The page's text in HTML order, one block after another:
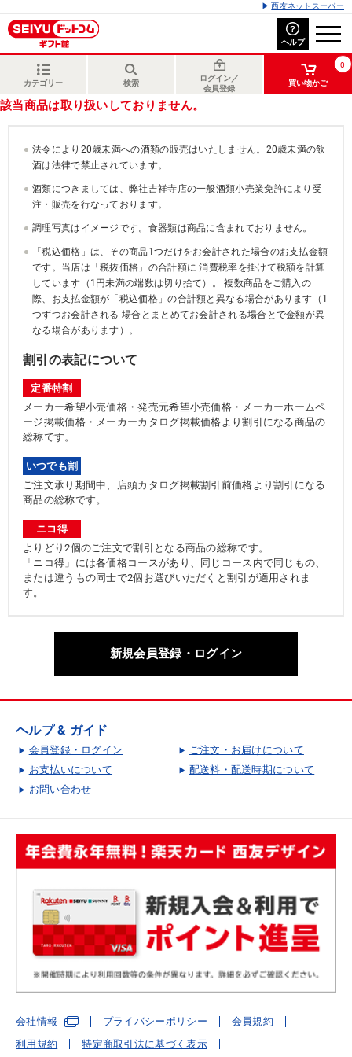
西友ネットスーパー
ヘルプ
カテゴリー 検索
ログイン／
会員登録
0
買い物かご
該当商品は取り扱いしておりません。
法令により20歳未満への酒類の販売はいたしません。20歳未満の飲
酒は法律で禁止されています。
酒類につきましては、弊社吉祥寺店の一般酒類小売業免許により受
注・販売を行なっております。
調理写真はイメージです。食器類は商品に含まれておりません。
「税込価格」は、その商品1つだけをお会計された場合のお支払金額
です。当店は「税抜価格」の合計額に 消費税率を掛けて税額を計算
しています（1円未満の端数は切り捨て）。 複数商品をご購入の
際、お支払金額が「税込価格」の合計額と異なる場合があります（1
つずつお会計される 場合とまとめてお会計される場合とで金額が異
なる場合があります）。
割引の表記について
定番特割
メーカー希望小売価格・発売元希望小売価格・メーカーホームペ
ージ掲載価格・メーカーカタログ掲載価格より割引になる商品の
総称です。
いつでも割
ご注文承り期間中、店頭カタログ掲載割引前価格より割引になる
商品の総称です。
ニコ得
よりどり2個のご注文で割引となる商品の総称です。
「ニコ得」には各価格コースがあり、同じコース内で同じもの、
または違うもの同士で2個お選びいただくと割引が適用されま
す。
新規会員登録・ログイン
ヘルプ & ガイド
会員登録・ログイン
ご注文・お届けについて
お支払いについて
配送料・配送時期について
お問い合わせ
会社情報 プライバシーポリシー
会員規約
利用規約
特定商取引法に基づく表示